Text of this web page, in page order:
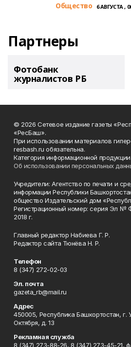
Общество 6 АВГУСТА ,
Партнеры
Фотобанк
журналистов РБ
© 2026 Сетевое издание газеты
«РесБаш».
При использовании материалов
resbash.ru обязательна.
Категория информационной продукции
Об использовании персональных
Учредители: Агентство по печати и
информации Республики
общество Издательский дом
Регистрационный номер: серия Эл №
2018 г.
Главный редактор Набиева Г. Р.
Редактор сайта Тюнёва Н. Р.
Телефон
8 (347) 272-02-03
Эл. почта
gazeta_rb@mail.ru
Адрес
450005, Республика Башкортостан, г.
Октября, д. 13
Рекламная служба
8 (347) 273-88-26, 8 (347) 273-45-21,